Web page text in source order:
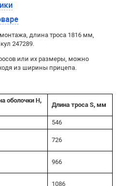
длина троса 1816 мм,
247289.
или их размеры, можно
из ширины прицепа.
оболочки H,
Длина троса S, мм
546
726
966
1086